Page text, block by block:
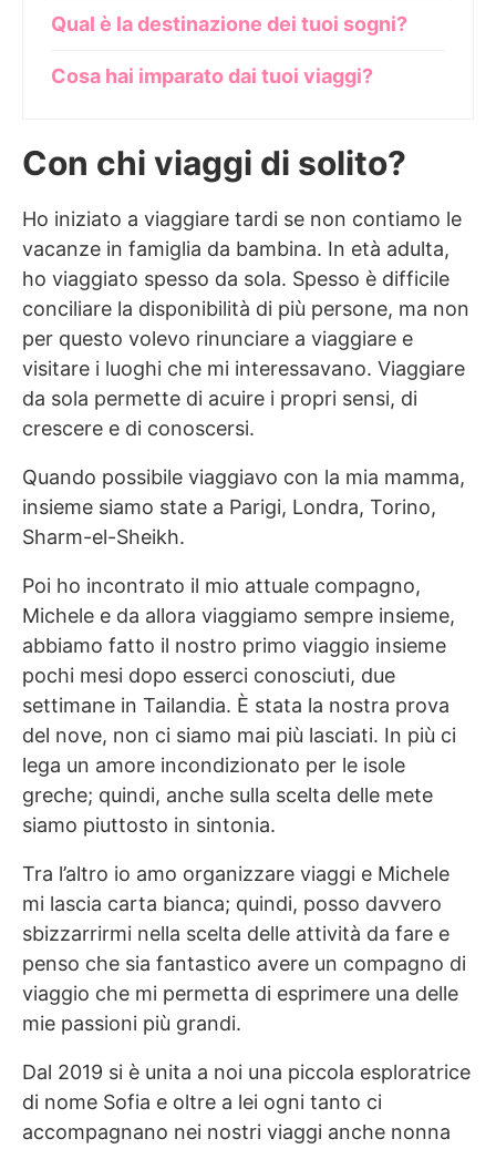
Qual è la destinazione dei tuoi sogni?
Cosa hai imparato dai tuoi viaggi?
Con chi viaggi di solito?
Ho iniziato a viaggiare tardi se non contiamo le
vacanze in famiglia da bambina. In età adulta,
ho viaggiato spesso da sola. Spesso è difficile
conciliare la disponibilità di più persone, ma non
per questo volevo rinunciare a viaggiare e
visitare i luoghi che mi interessavano. Viaggiare
da sola permette di acuire i propri sensi, di
crescere e di conoscersi.
Quando possibile viaggiavo con la mia mamma,
insieme siamo state a Parigi, Londra, Torino,
Sharm-el-Sheikh.
Poi ho incontrato il mio attuale compagno,
Michele e da allora viaggiamo sempre insieme,
abbiamo fatto il nostro primo viaggio insieme
pochi mesi dopo esserci conosciuti, due
settimane in Tailandia. È stata la nostra prova
del nove, non ci siamo mai più lasciati. In più ci
lega un amore incondizionato per le isole
greche; quindi, anche sulla scelta delle mete
siamo piuttosto in sintonia.
Tra l’altro io amo organizzare viaggi e Michele
mi lascia carta bianca; quindi, posso davvero
sbizzarrirmi nella scelta delle attività da fare e
penso che sia fantastico avere un compagno di
viaggio che mi permetta di esprimere una delle
mie passioni più grandi.
Dal 2019 si è unita a noi una piccola esploratrice
di nome Sofia e oltre a lei ogni tanto ci
accompagnano nei nostri viaggi anche nonna